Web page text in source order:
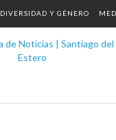
DIVERSIDAD Y GÉNERO